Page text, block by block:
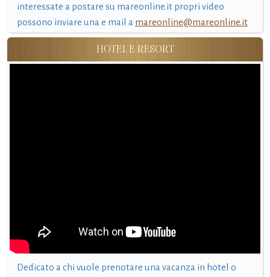
interessate a postare su mareonline.it propri video
possono inviare una e mail a mareonline@mareonline.it
HOTEL E RESORT
Dedicato a chi vuole prenotare una vacanza in hotel o